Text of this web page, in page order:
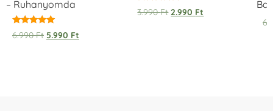
– Ruhanyomda
Értékelés:
5.00
6.990Ft 5.990 Ft
Értékelés:
5.00
3.990Ft 2.990 Ft